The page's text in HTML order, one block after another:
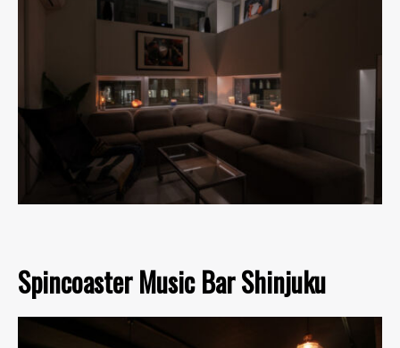
Spincoaster Music Bar Shinjuku